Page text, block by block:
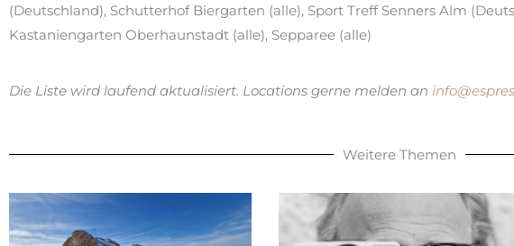
(Deutschland), Schutterhof Biergarten (alle), Sport Treff Senners Alm
Kastaniengarten Oberhaunstadt (alle), Sepparee (alle)
Die Liste wird laufend aktualisiert. Locations gerne melden an
Weitere Themen